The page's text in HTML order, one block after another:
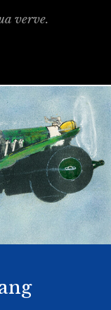
verve.